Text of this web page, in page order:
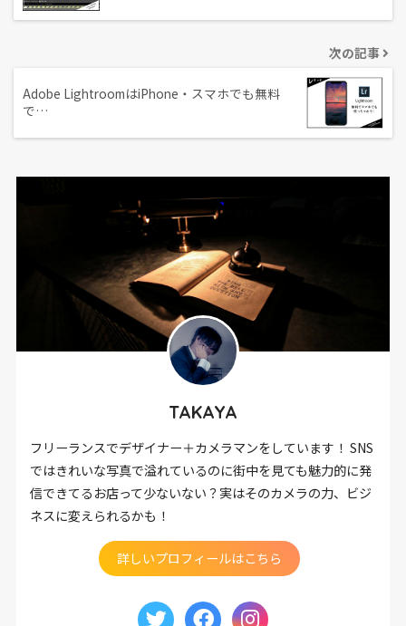
次の記事
Adobe LightroomはiPhone・スマホでも無料
で…
TAKAYA
フリーランスでデザイナー＋カメラマンをしています！ SNS
ではきれいな写真で溢れているのに街中を見ても魅力的に発
信できてるお店って少ないない？実はそのカメラの力、ビジ
ネスに変えられるかも！
詳しいプロフィールはこちら